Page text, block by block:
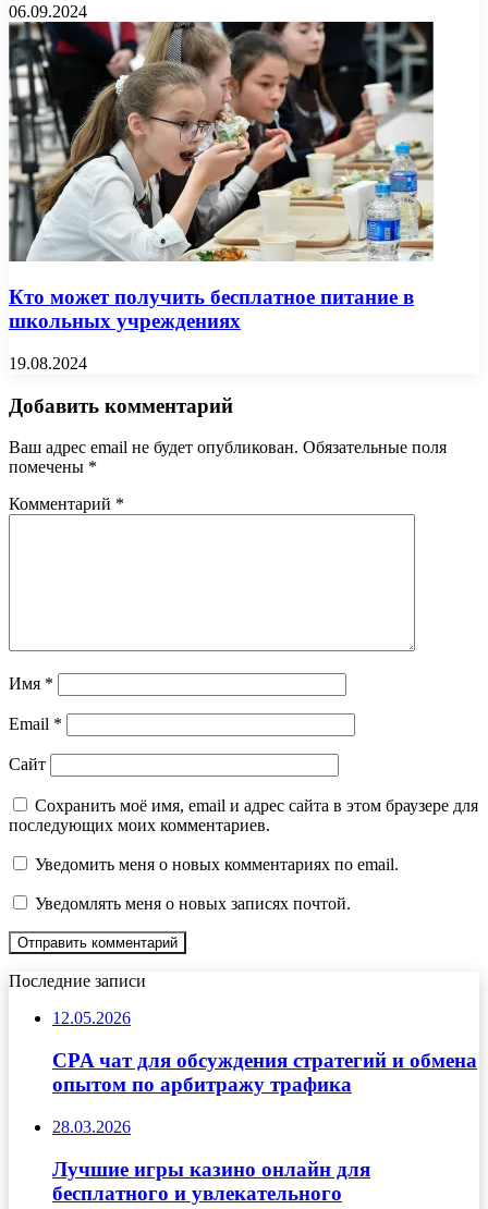
06.09.2024
Кто может получить бесплатное питание в
школьных учреждениях
19.08.2024
Добавить комментарий
Ваш адрес email не будет опубликован. Обязательные поля
помечены *
Комментарий *
Имя *
Email *
Сайт
Сохранить моё имя, email и адрес сайта в этом браузере для
последующих моих комментариев.
Уведомить меня о новых комментариях по email.
Уведомлять меня о новых записях почтой.
Последние записи
12.05.2026
CPA чат для обсуждения стратегий и обмена
опытом по арбитражу трафика
28.03.2026
Лучшие игры казино онлайн для
бесплатного и увлекательного